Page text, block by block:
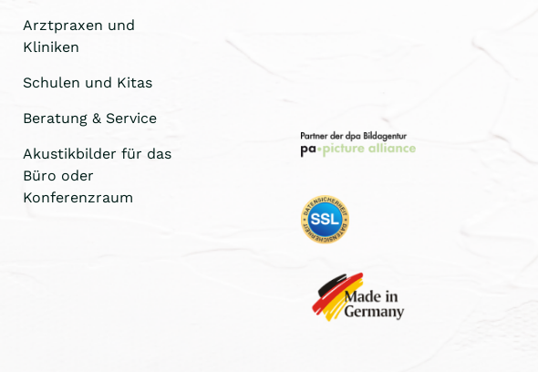
Arztpraxen und
Kliniken
Schulen und Kitas
Beratung & Service
Akustikbilder für das
Büro oder
Konferenzraum